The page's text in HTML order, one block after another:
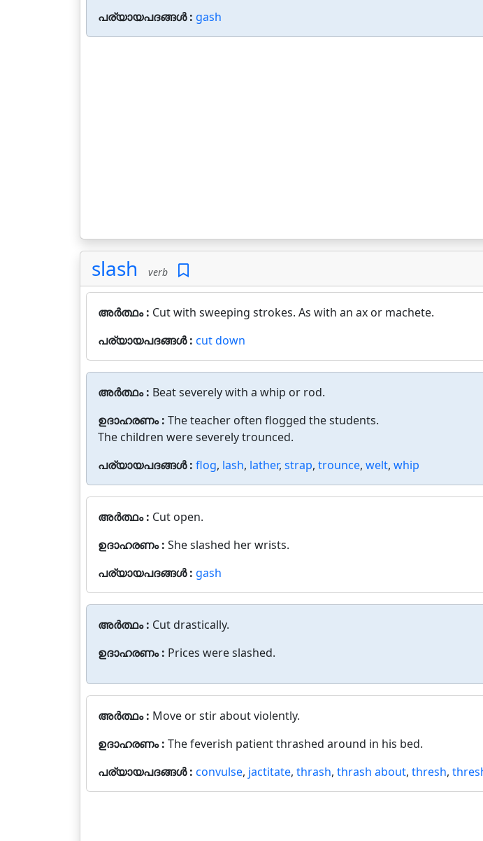
പര്യായപദങ്ങൾ : gash
slash verb
അർത്ഥം : Cut with sweeping strokes. As with an ax or machete.
പര്യായപദങ്ങൾ : cut down
അർത്ഥം : Beat severely with a whip or rod.
ഉദാഹരണം : The teacher often flogged the students.
The children were severely trounced.
പര്യായപദങ്ങൾ : flog, lash, lather, strap, trounce, welt, whip
അർത്ഥം : Cut open.
ഉദാഹരണം : She slashed her wrists.
പര്യായപദങ്ങൾ : gash
അർത്ഥം : Cut drastically.
ഉദാഹരണം : Prices were slashed.
അർത്ഥം : Move or stir about violently.
ഉദാഹരണം : The feverish patient thrashed around in his bed.
പര്യായപദങ്ങൾ : convulse, jactitate, thrash, thrash about, thresh,